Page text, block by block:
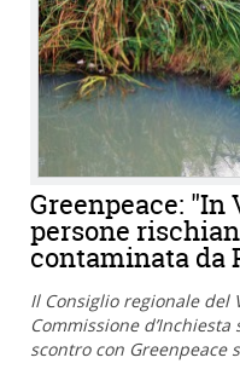
Greenpeace: "In
persone
contaminata da
Il Consiglio regionale del
Commissione
scontro con Greenpeace